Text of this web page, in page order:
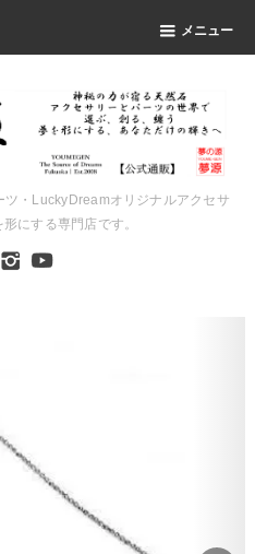
メニュー
・LuckyDreamオリジナルアクセサ
にする専門店です。